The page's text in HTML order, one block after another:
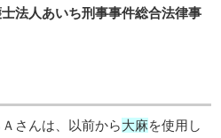
法人あいち刑事事件総合法律事
さんは、以前から大麻を使用し